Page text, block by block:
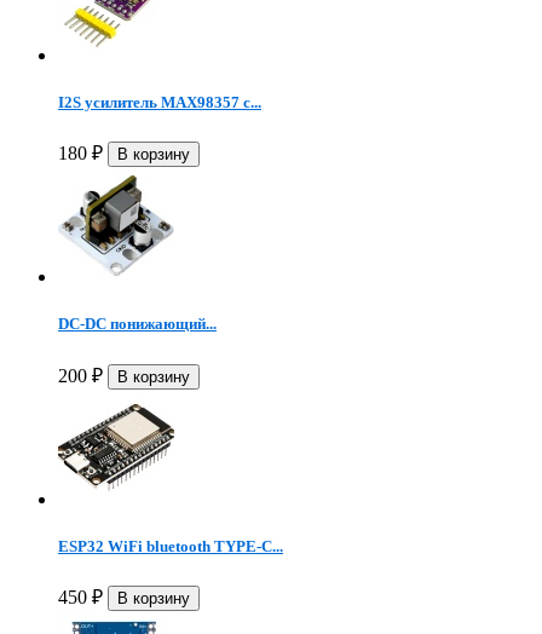
I2S усилитель MAX98357 с...
180 ₽
DC-DC понижающий...
200 ₽
ESP32 WiFi bluetooth TYPE-C...
450 ₽